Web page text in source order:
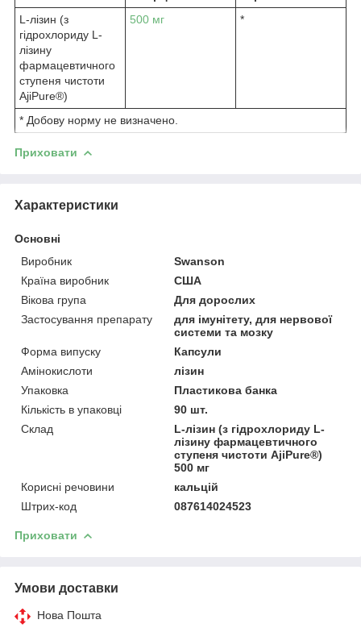
L-лізин (з
гідрохлориду L-
лізину
фармацевтичного
ступеня чистоти
AjiPure®)
500 мг *
* Добову норму не визначено.
Приховати
Характеристики
Основні
Виробник
Swanson
Країна виробник
США
Вікова група
Для дорослих
Застосування препарату
для імунітету, для нервової
системи та мозку
Форма випуску
Капсули
Амінокислоти
лізин
Упаковка
Пластикова банка
Кількість в упаковці
90 шт.
Склад
L-лізин (з гідрохлориду L-
лізину фармацевтичного
ступеня чистоти AjiPure®)
500 мг
Корисні речовини
кальцій
Штрих-код
087614024523
Приховати
Умови доставки
Нова Пошта